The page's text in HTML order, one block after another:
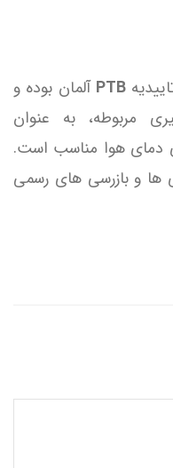
PTB آلمان بوده و
مربوطه، به عنوان
دمای هوا مناسب است.
ها و بازرسی های رسمی